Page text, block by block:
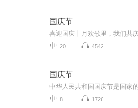
国庆节
20 4542
国庆节
8 1726